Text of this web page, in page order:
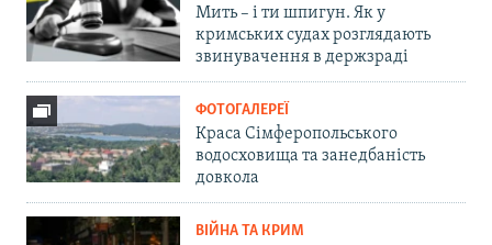
Мить – і ти шпигун. Як у
кримських судах розглядають
звинувачення в держзраді
ФОТОГАЛЕРЕЇ
Краса Сімферопольського
водосховища та занедбаність
довкола
ВІЙНА ТА КРИМ